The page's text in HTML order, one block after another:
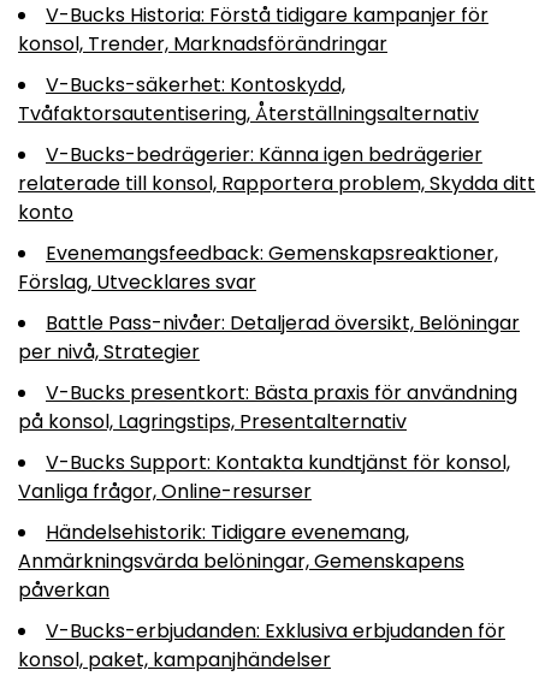
V-Bucks Historia: Förstå tidigare kampanjer för
konsol, Trender, Marknadsförändringar
V-Bucks-säkerhet: Kontoskydd,
Tvåfaktorsautentisering, Återställningsalternativ
V-Bucks-bedrägerier: Känna igen bedrägerier
relaterade till konsol, Rapportera problem, Skydda ditt
konto
Evenemangsfeedback: Gemenskapsreaktioner,
Förslag, Utvecklares svar
Battle Pass-nivåer: Detaljerad översikt, Belöningar
per nivå, Strategier
V-Bucks presentkort: Bästa praxis för användning
på konsol, Lagringstips, Presentalternativ
V-Bucks Support: Kontakta kundtjänst för konsol,
Vanliga frågor, Online-resurser
Händelsehistorik: Tidigare evenemang,
Anmärkningsvärda belöningar, Gemenskapens
påverkan
V-Bucks-erbjudanden: Exklusiva erbjudanden för
konsol, paket, kampanjhändelser